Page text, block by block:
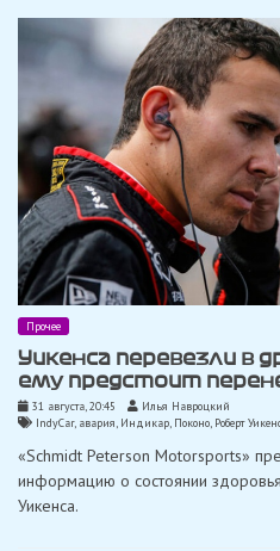
Прочее
Уикенса перевезли в
ему предстоит
31 августа, 20:45
Илья Навроцкий
IndyCar, авария, Индикар, Поконо, Роберт
«Schmidt Peterson Motorsports»
информацию о состоянии
Уикенса.